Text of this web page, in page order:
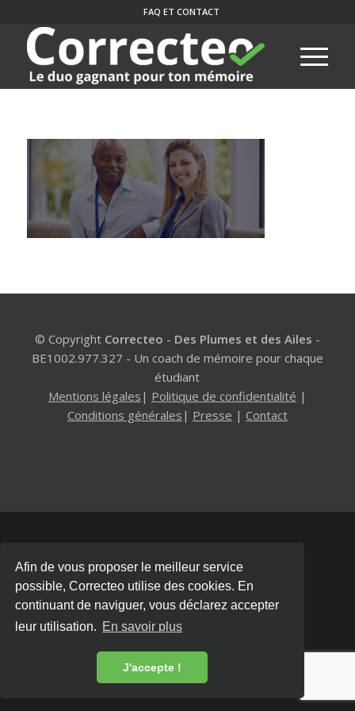
Afin de vous proposer le meilleur service
possible, Correcteo utilise des cookies. En
continuant de naviguer, vous déclarez accepter
leur utilisation. En savoir plus
J'accepte !
FAQ ET CONTACT
© Copyright Correcteo - Des Plumes et des Ailes -
BE1002.977.327 - Un coach de mémoire pour chaque
étudiant
Mentions légales | Politique de confidentialité |
Conditions générales | Presse | Contact